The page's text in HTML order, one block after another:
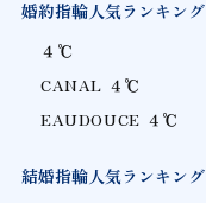
婚約指輪人気ランキング
４℃
CANAL ４℃
EAUDOUCE ４℃
結婚指輪人気ランキング